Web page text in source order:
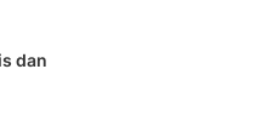
dan